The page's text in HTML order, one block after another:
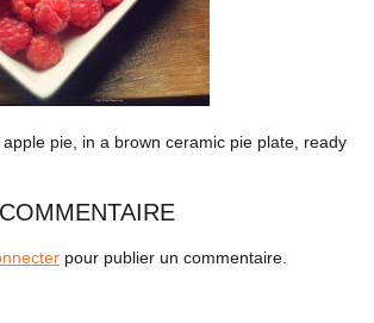
pie, in a brown ceramic pie plate, ready
pour publier un commentaire.